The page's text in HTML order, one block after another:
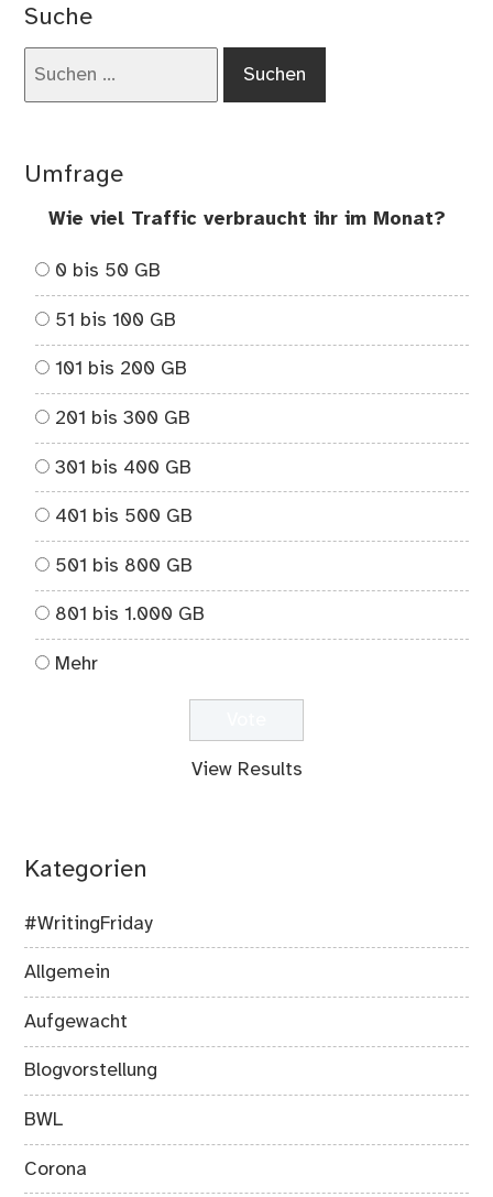
Suche
Umfrage
Wie viel Traffic verbraucht ihr im Monat?
0 bis 50 GB
51 bis 100 GB
101 bis 200 GB
201 bis 300 GB
301 bis 400 GB
401 bis 500 GB
501 bis 800 GB
801 bis 1.000 GB
Mehr
View Results
Kategorien
#WritingFriday
Allgemein
Aufgewacht
Blogvorstellung
BWL
Corona